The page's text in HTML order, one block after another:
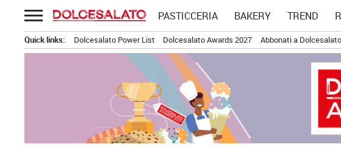
Passa
al
contenuto
PASTICCERIA BAKERY TREND
Quick links: Dolcesalato Power List Dolcesalato Awards 2027 Abbonati a Dolcesalato